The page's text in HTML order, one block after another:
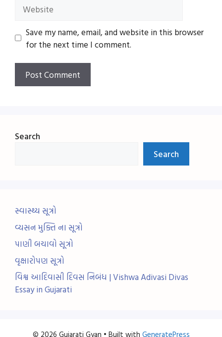
Save my name, email, and website in this browser
for the next time I comment.
Search
Search
સ્વાસ્થ્ય સૂત્રો
વ્યસન મુક્તિ ના સૂત્રો
પાણી બચાવો સૂત્રો
વૃક્ષારોપણ સૂત્રો
વિશ્વ આદિવાસી દિવસ નિબંધ | Vishwa Adivasi Divas
Essay in Gujarati
© 2026 Gujarati Gyan • Built with GeneratePress